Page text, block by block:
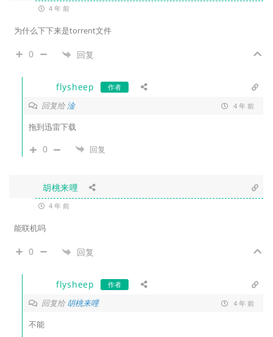
4 年 前
为什么下下来是torrent文件
0 回复
flysheep 作者
回复给淦 4 年 前
拖到迅雷下载
0 回复
胡桃来哩
4 年 前
能联机吗
0 回复
flysheep 作者
回复给胡桃来哩 4 年 前
不能